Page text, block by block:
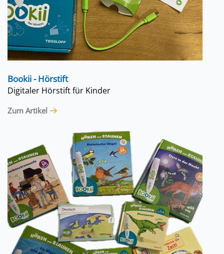
Bookii - Hörstift
Digitaler Hörstift für Kinder
Zum Artikel